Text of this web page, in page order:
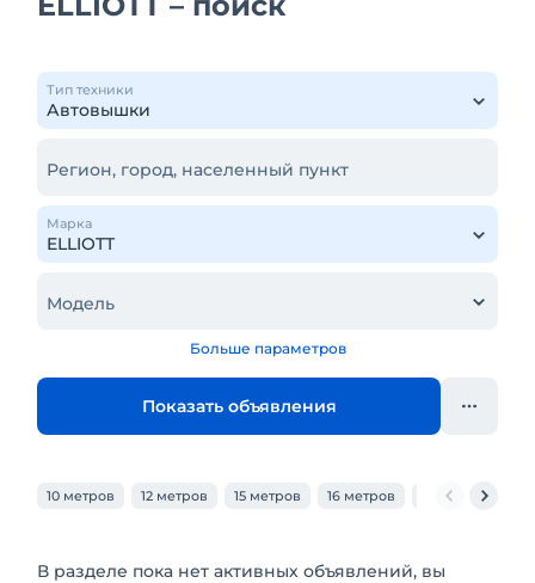
Тип техники
Регион, город, населенный пункт
Марка
Модель
Больше параметров
Показать объявления
10 метров 12 метров 15 метров 16 метров 18 метров
В разделе пока нет активных объявлений, вы